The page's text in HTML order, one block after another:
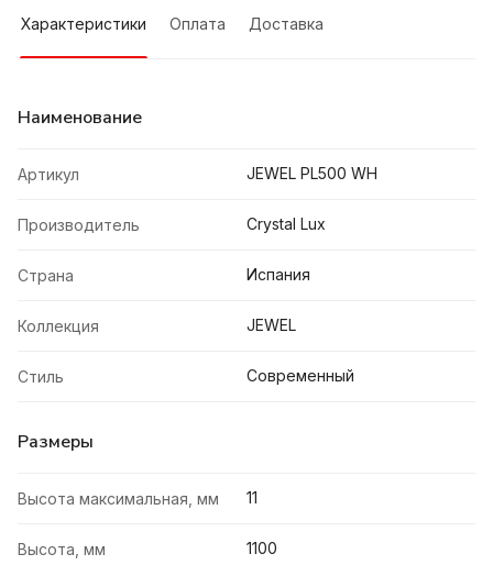
Характеристики Оплата Доставка
Наименование
Артикул JEWEL PL500 WH
Производитель Crystal Lux
Страна Испания
Коллекция JEWEL
Стиль Современный
Размеры
Высота максимальная, мм 11
Высота, мм 1100